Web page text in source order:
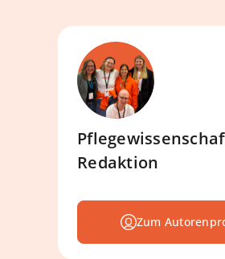
Redaktion
Zum